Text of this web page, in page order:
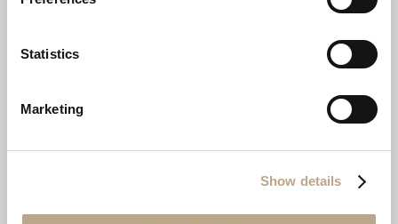
Statistics
Marketing
Show details
(4)
UNCATEGORIZED (5)
(4)